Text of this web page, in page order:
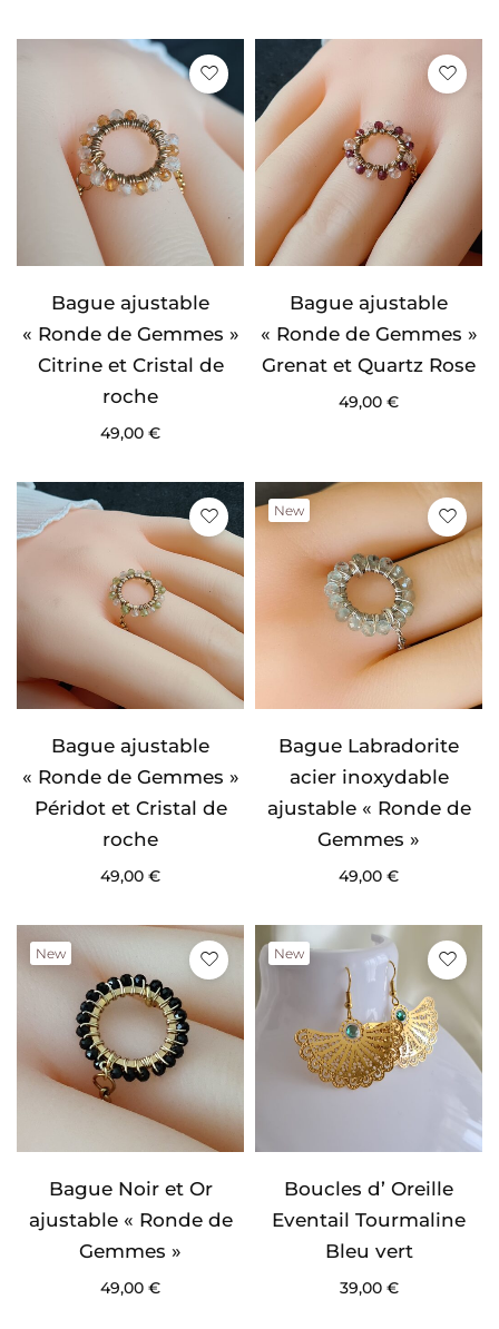
Bague ajustable
« Ronde de Gemmes »
Citrine et Cristal de
roche
49,00 €
Bague ajustable
« Ronde de Gemmes »
Grenat et Quartz Rose
49,00 €
Bague ajustable
« Ronde de Gemmes »
Péridot et Cristal de
roche
49,00 €
New
Bague Labradorite
acier inoxydable
ajustable « Ronde de
Gemmes »
49,00 €
New
Bague Noir et Or
ajustable « Ronde de
Gemmes »
49,00 €
New
Boucles d’ Oreille
Eventail Tourmaline
Bleu vert
39,00 €